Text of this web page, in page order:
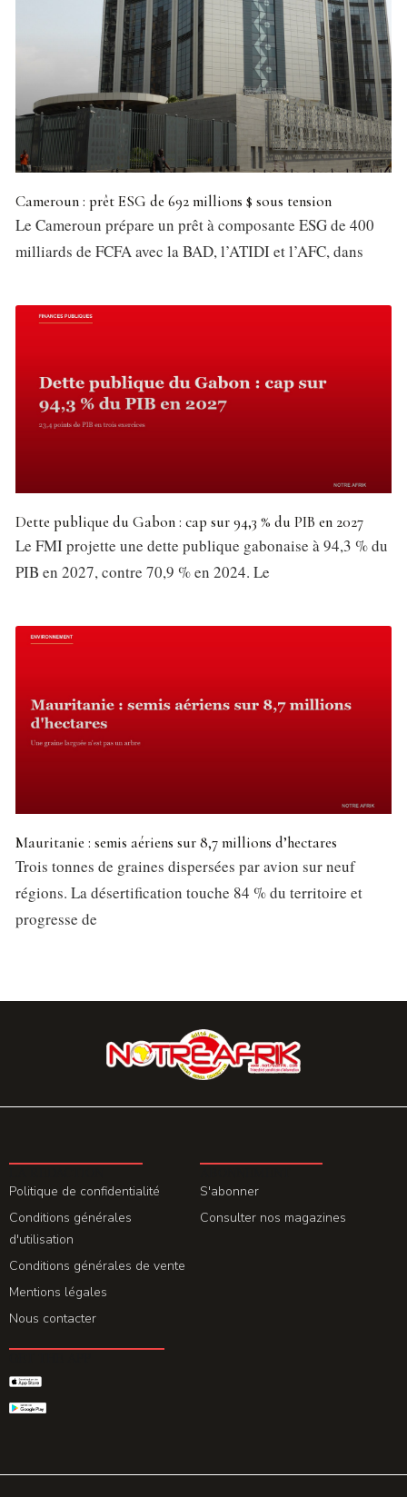
Cameroun : prêt ESG de 692 millions $ sous tension
Le Cameroun prépare un prêt à composante ESG de 400
milliards de FCFA avec la BAD, l’ATIDI et l’AFC, dans
Dette publique du Gabon : cap sur 94,3 % du PIB en 2027
Le FMI projette une dette publique gabonaise à 94,3 % du
PIB en 2027, contre 70,9 % en 2024. Le
Mauritanie : semis aériens sur 8,7 millions d’hectares
Trois tonnes de graines dispersées par avion sur neuf
régions. La désertification touche 84 % du territoire et
progresse de
Politique de confidentialité
Conditions générales
d'utilisation
Conditions générales de vente
Mentions légales
Nous contacter
S'abonner
Consulter nos magazines